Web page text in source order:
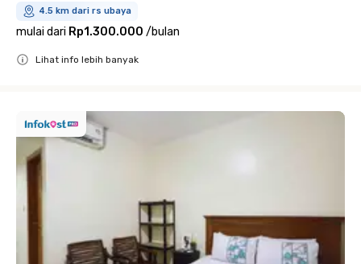
4.5 km dari rs ubaya
mulai dari Rp1.300.000 /bulan
Lihat info lebih banyak